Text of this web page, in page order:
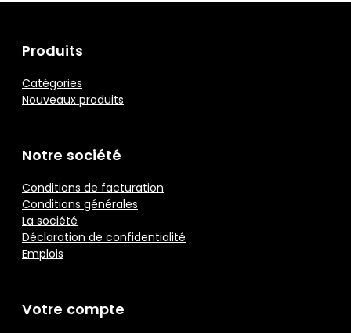
Produits
Catégories
Nouveaux produits
Notre société
Conditions de facturation
Conditions générales
La société
Déclaration de confidentialité
Emplois
Votre compte